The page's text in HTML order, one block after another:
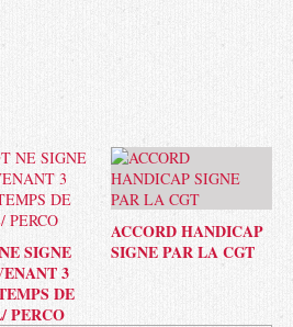
SIGNE
3
DE
PERCO
ACCORD HANDICAP
SIGNE PAR LA CGT